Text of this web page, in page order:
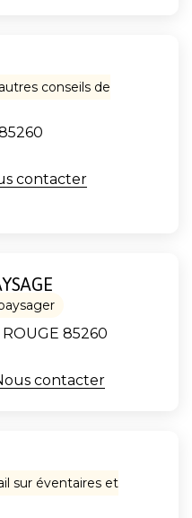
conseils de
contacter
85260
contacter
sur éventaires et